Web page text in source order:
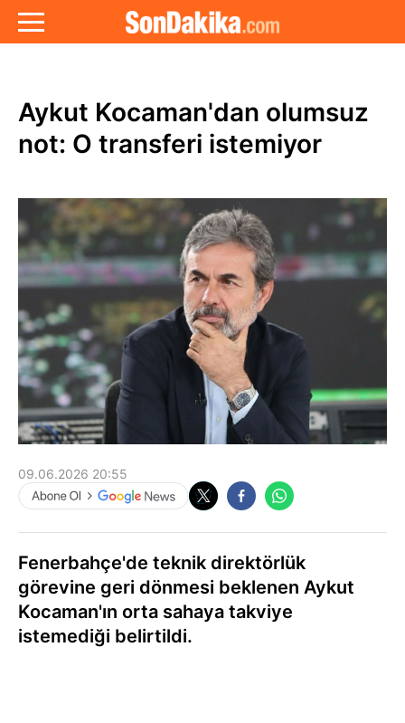
Aykut Kocaman'dan olumsuz
not: O transferi istemiyor
09.06.2026 20:55
Fenerbahçe'de teknik direktörlük
görevine geri dönmesi beklenen Aykut
Kocaman'ın orta sahaya takviye
istemediği belirtildi.